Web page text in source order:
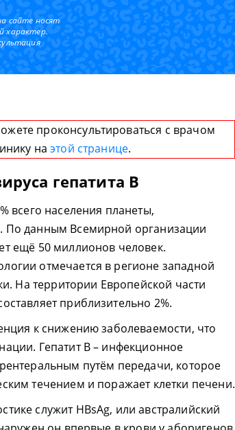
сайте носят
характер.
проконсультироваться с врачом
наэтой странице.
гепатита В
всего населения планеты,
По данным Всемирной организации
ещё 50 миллионов человек.
отмечается в регионе западной
На территории Европейской части
приблизительно 2%.
к снижению заболеваемости, что
Гепатит В – инфекционное
путём передачи, которое
течением и поражает клетки печени.
служит HBsAg, или австралийский